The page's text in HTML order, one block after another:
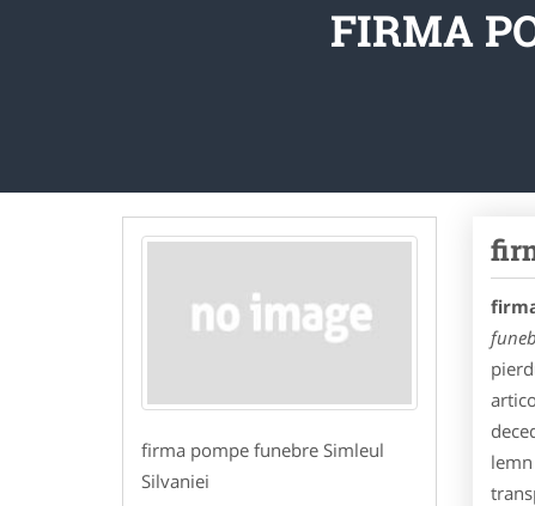
FIRMA
firma pompe funebre Simleul
Silvaniei